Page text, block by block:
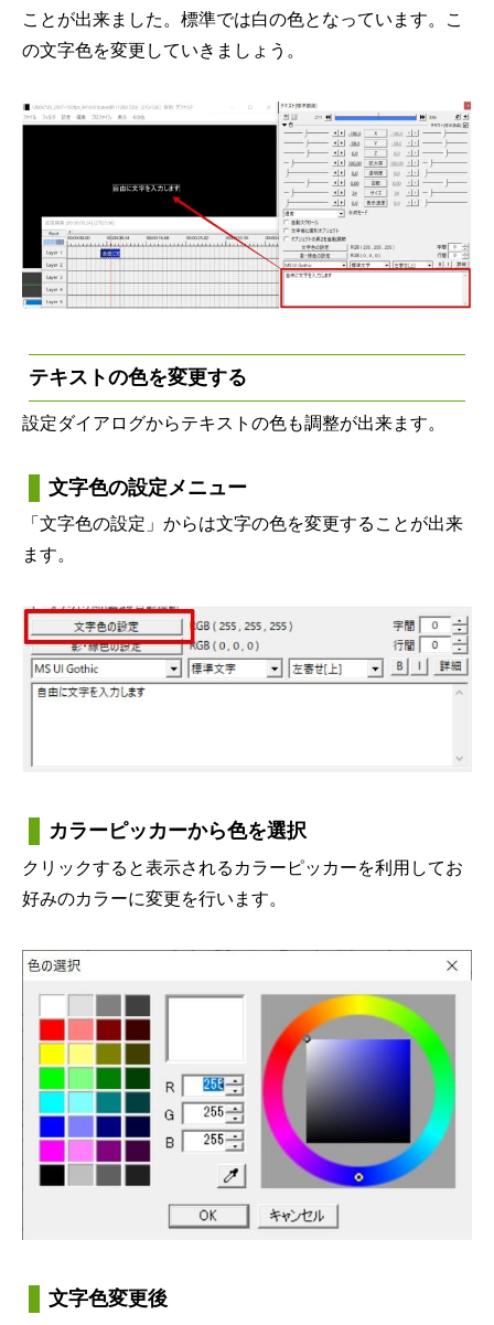
ことが出来ました。標準では白の色となっています。こ
の文字色を変更していきましょう。
テキストの色を変更する
設定ダイアログからテキストの色も調整が出来ます。
文字色の設定メニュー
「文字色の設定」からは文字の色を変更することが出来
ます。
カラーピッカーから色を選択
クリックすると表示されるカラーピッカーを利用してお
好みのカラーに変更を行います。
文字色変更後